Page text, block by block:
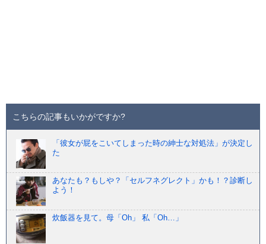
こちらの記事もいかがですか?
「彼女が屁をこいてしまった時の紳士な対処法」が決定し
た
あなたも？もしや？「セルフネグレクト」かも！？診断し
よう！
炊飯器を見て。母「Oh」 私「Oh…」